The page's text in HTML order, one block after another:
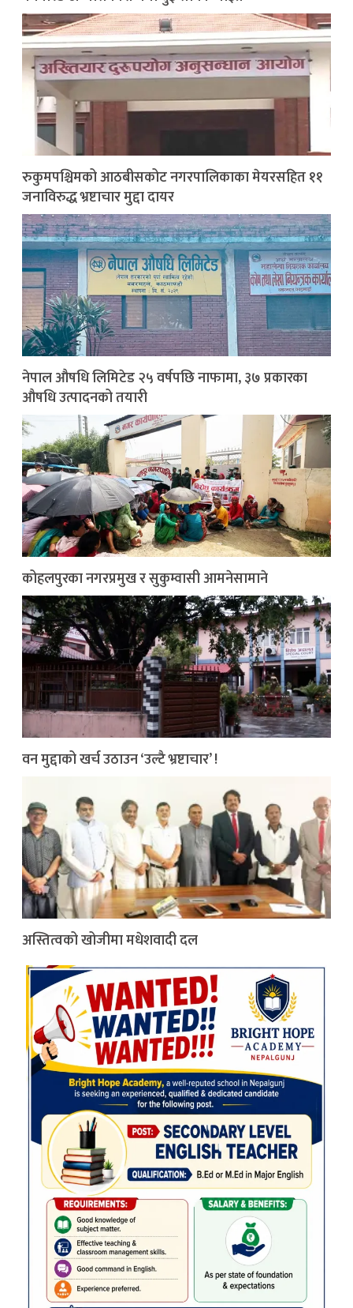
रुकुमपश्चिमको आठबीसकोट नगरपालिकाका मेयरसहित ११
जनाविरुद्ध भ्रष्टाचार मुद्दा दायर
नेपाल औषधि लिमिटेड २५ वर्षपछि नाफामा, ३७ प्रकारका
औषधि उत्पादनको तयारी
कोहलपुरका नगरप्रमुख र सुकुम्वासी आमनेसामाने
वन मुद्दाको खर्च उठाउन ‘उल्टै भ्रष्टाचार’ !
अस्तित्वको खोजीमा मधेशवादी दल